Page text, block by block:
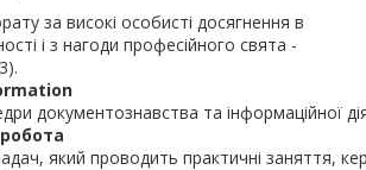
за високі особисті досягнення в
і з нагоди професійного свята -
документознавства та інформаційної
який проводить практичні заняття,